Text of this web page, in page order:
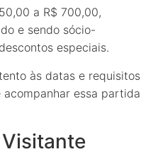
a R$ 700,00,
e sendo sócio-
especiais.
às datas e requisitos
essa partida